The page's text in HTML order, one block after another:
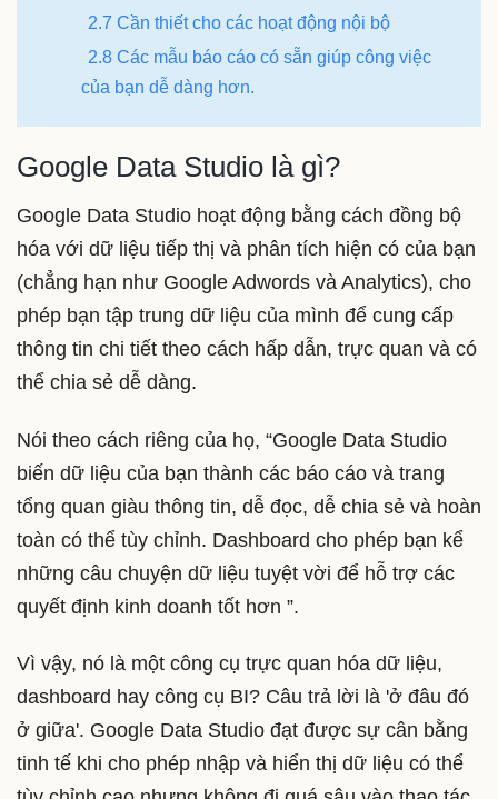
2.7 Cần thiết cho các hoạt động nội bộ
2.8 Các mẫu báo cáo có sẵn giúp công việc
của bạn dễ dàng hơn.
Google Data Studio là gì?
Google Data Studio hoạt động bằng cách đồng bộ
hóa với dữ liệu tiếp thị và phân tích hiện có của bạn
(chẳng hạn như Google Adwords và Analytics), cho
phép bạn tập trung dữ liệu của mình để cung cấp
thông tin chi tiết theo cách hấp dẫn, trực quan và có
thể chia sẻ dễ dàng.
Nói theo cách riêng của họ, “Google Data Studio
biến dữ liệu của bạn thành các báo cáo và trang
tổng quan giàu thông tin, dễ đọc, dễ chia sẻ và hoàn
toàn có thể tùy chỉnh. Dashboard cho phép bạn kể
những câu chuyện dữ liệu tuyệt vời để hỗ trợ các
quyết định kinh doanh tốt hơn ”.
Vì vậy, nó là một công cụ trực quan hóa dữ liệu,
dashboard hay công cụ BI? Câu trả lời là 'ở đâu đó
ở giữa'. Google Data Studio đạt được sự cân bằng
tinh tế khi cho phép nhập và hiển thị dữ liệu có thể